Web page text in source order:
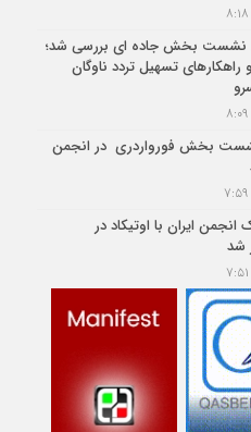
نشست بخش جاده ای بررسی شد؛
راهکارهای تسهیل تردد ناوگان
بخش فورواردری در انجمن
ایران با اوتیکاد در
شد